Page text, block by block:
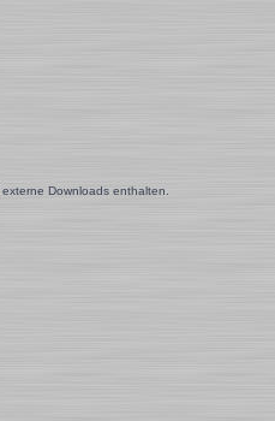
Downloads enthalten.